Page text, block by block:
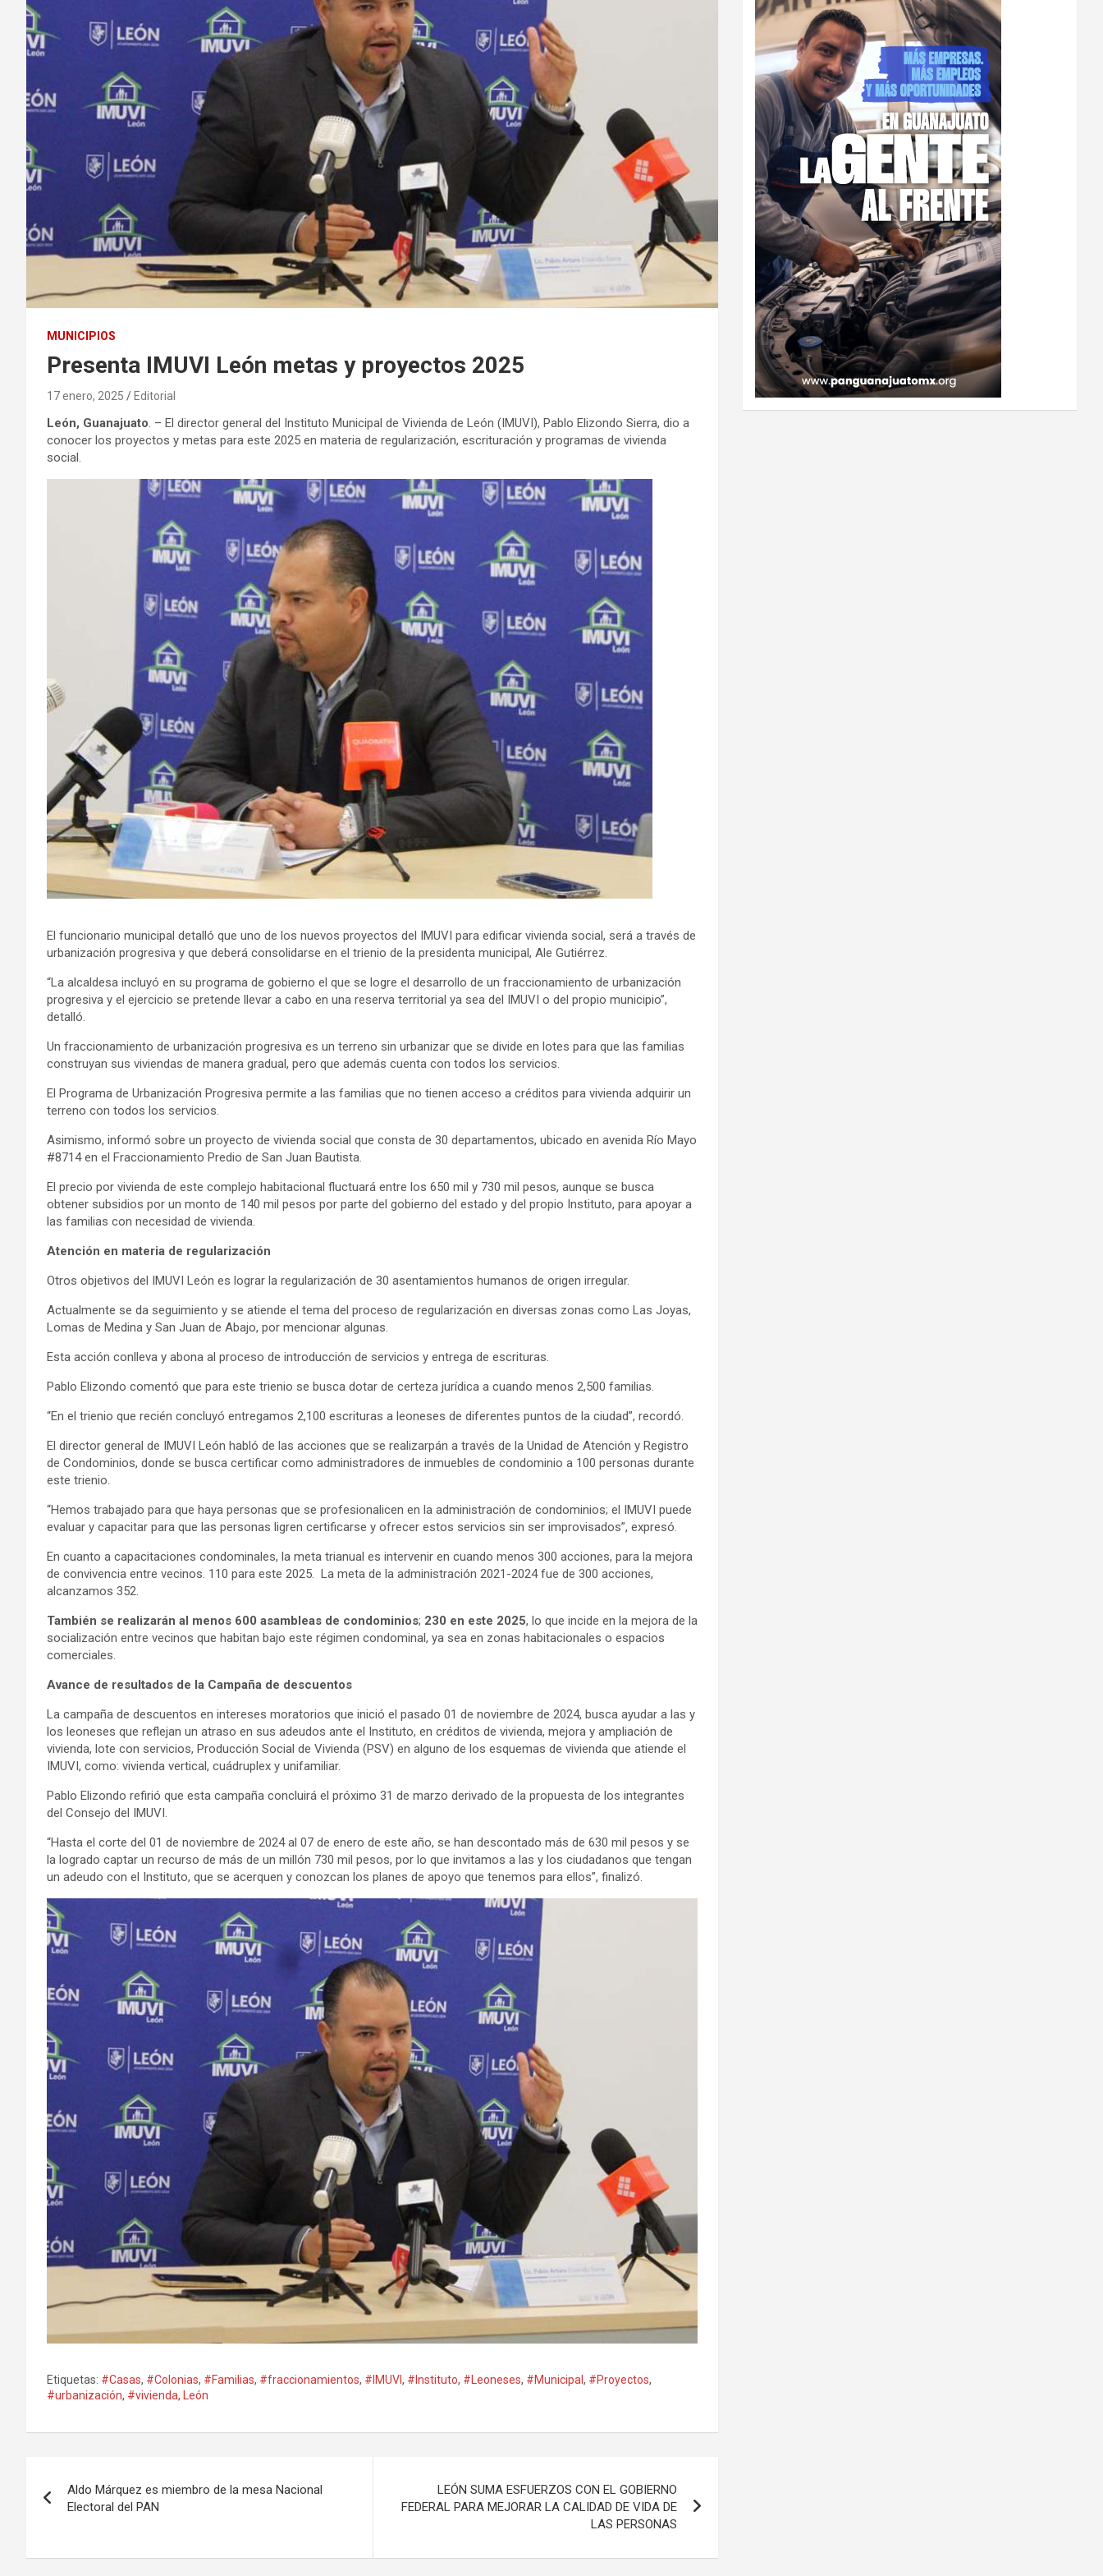
MUNICIPIOS
Presenta IMUVI León metas y proyectos 2025
17 enero, 2025 Editorial
León, Guanajuato. – El director general del Instituto Municipal de Vivienda de León (IMUVI), Pablo Elizondo Sierra, dio a
conocer los proyectos y metas para este 2025 en materia de regularización, escrituración y programas de vivienda
social.
El funcionario municipal detalló que uno de los nuevos proyectos del IMUVI para edificar vivienda social, será a través de
urbanización progresiva y que deberá consolidarse en el trienio de la presidenta municipal, Ale Gutiérrez.
“La alcaldesa incluyó en su programa de gobierno el que se logre el desarrollo de un fraccionamiento de urbanización
progresiva y el ejercicio se pretende llevar a cabo en una reserva territorial ya sea del IMUVI o del propio municipio”,
detalló.
Un fraccionamiento de urbanización progresiva es un terreno sin urbanizar que se divide en lotes para que las familias
construyan sus viviendas de manera gradual, pero que además cuenta con todos los servicios.
El Programa de Urbanización Progresiva permite a las familias que no tienen acceso a créditos para vivienda adquirir un
terreno con todos los servicios.
Asimismo, informó sobre un proyecto de vivienda social que consta de 30 departamentos, ubicado en avenida Río Mayo
#8714 en el Fraccionamiento Predio de San Juan Bautista.
El precio por vivienda de este complejo habitacional fluctuará entre los 650 mil y 730 mil pesos, aunque se busca
obtener subsidios por un monto de 140 mil pesos por parte del gobierno del estado y del propio Instituto, para apoyar a
las familias con necesidad de vivienda.
Atención en materia de regularización
Otros objetivos del IMUVI León es lograr la regularización de 30 asentamientos humanos de origen irregular.
Actualmente se da seguimiento y se atiende el tema del proceso de regularización en diversas zonas como Las Joyas,
Lomas de Medina y San Juan de Abajo, por mencionar algunas.
Esta acción conlleva y abona al proceso de introducción de servicios y entrega de escrituras.
Pablo Elizondo comentó que para este trienio se busca dotar de certeza jurídica a cuando menos 2,500 familias.
“En el trienio que recién concluyó entregamos 2,100 escrituras a leoneses de diferentes puntos de la ciudad”, recordó.
El director general de IMUVI León habló de las acciones que se realizarpán a través de la Unidad de Atención y Registro
de Condominios, donde se busca certificar como administradores de inmuebles de condominio a 100 personas durante
este trienio.
“Hemos trabajado para que haya personas que se profesionalicen en la administración de condominios; el IMUVI puede
evaluar y capacitar para que las personas ligren certificarse y ofrecer estos servicios sin ser improvisados”, expresó.
En cuanto a capacitaciones condominales, la meta trianual es intervenir en cuando menos 300 acciones, para la mejora
de convivencia entre vecinos. 110 para este 2025. La meta de la administración 2021-2024 fue de 300 acciones,
alcanzamos 352.
También se realizarán al menos 600 asambleas de condominios; 230 en este 2025, lo que incide en la mejora de la
socialización entre vecinos que habitan bajo este régimen condominal, ya sea en zonas habitacionales o espacios
comerciales.
Avance de resultados de la Campaña de descuentos
La campaña de descuentos en intereses moratorios que inició el pasado 01 de noviembre de 2024, busca ayudar a las y
los leoneses que reflejan un atraso en sus adeudos ante el Instituto, en créditos de vivienda, mejora y ampliación de
vivienda, lote con servicios, Producción Social de Vivienda (PSV) en alguno de los esquemas de vivienda que atiende el
IMUVI, como: vivienda vertical, cuádruplex y unifamiliar.
Pablo Elizondo refirió que esta campaña concluirá el próximo 31 de marzo derivado de la propuesta de los integrantes
del Consejo del IMUVI.
“Hasta el corte del 01 de noviembre de 2024 al 07 de enero de este año, se han descontado más de 630 mil pesos y se
la logrado captar un recurso de más de un millón 730 mil pesos, por lo que invitamos a las y los ciudadanos que tengan
un adeudo con el Instituto, que se acerquen y conozcan los planes de apoyo que tenemos para ellos”, finalizó.
Etiquetas: #Casas, #Colonias, #Familias, #fraccionamientos, #IMUVI, #Instituto, #Leoneses, #Municipal, #Proyectos,
#urbanización, #vivienda, León
de
Aldo Márquez es miembro de la mesa Nacional
Electoral del PAN
LEÓN SUMA ESFUERZOS CON EL GOBIERNO
FEDERAL PARA MEJORAR LA CALIDAD DE VIDA DE
LAS PERSONAS